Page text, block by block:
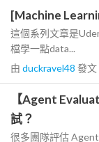
[Machine
這個系列文章是
檔學一點data...
由 duckravel48 發文
【Agent
試？
很多團隊評估